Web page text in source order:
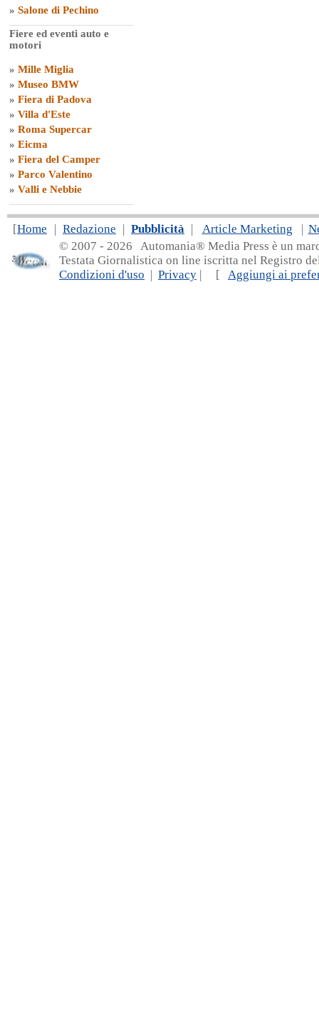
» Salone di Pechino
Fiere ed eventi auto e
motori
» Mille Miglia
» Museo BMW
» Fiera di Padova
» Villa d'Este
» Roma Supercar
» Eicma
» Fiera del Camper
» Parco Valentino
» Valli e Nebbie
[Home | Redazione | Pubblicità | Article Marketing |
© 2007 - 2026 Automania® Media Press è un
Testata Giornalistica on line iscritta nel Registro
Condizioni d'uso | Privacy | [ Aggiungi ai